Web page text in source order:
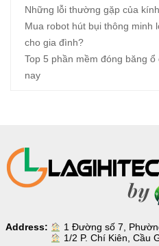
Những lỗi thường gặp của
Mua robot hút bụi thông minh
cho gia đình?
Top 5 phần mềm đóng băng
nay
Address:
1 Đường số 7,
1/2 P. Chí Kiên, Cầu